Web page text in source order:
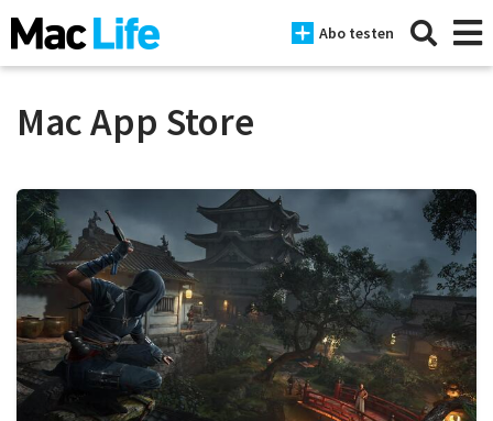
Abo testen
iPhone
Mac
iPad
Tests
Tipps
Mac App Store